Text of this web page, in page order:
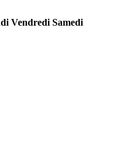
Vendredi Samedi